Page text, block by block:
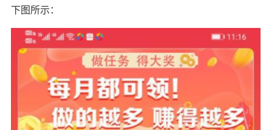
下图所示：